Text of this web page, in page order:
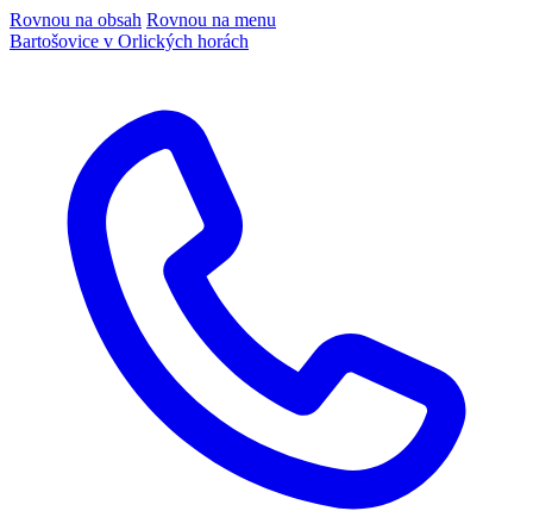
Rovnou na obsah Rovnou na menu
Bartošovice v Orlických horách